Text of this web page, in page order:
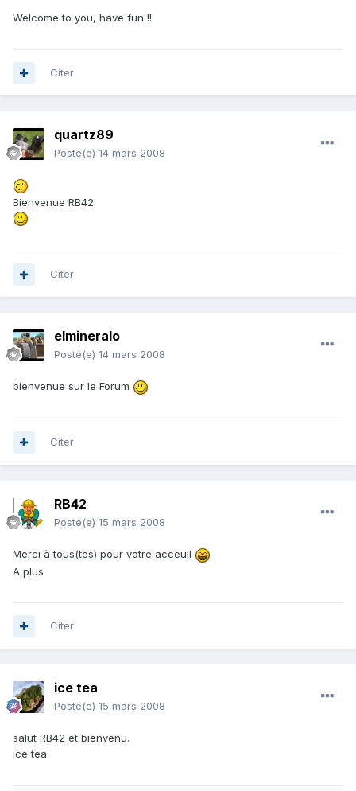
Welcome to you, have fun !!
Citer
quartz89
Posté(e) 14 mars 2008
Bienvenue RB42
Citer
elmineralo
Posté(e) 14 mars 2008
bienvenue sur le Forum
Citer
RB42
Posté(e) 15 mars 2008
Merci à tous(tes) pour votre acceuil
A plus
Citer
ice tea
Posté(e) 15 mars 2008
salut RB42 et bienvenu.
ice tea